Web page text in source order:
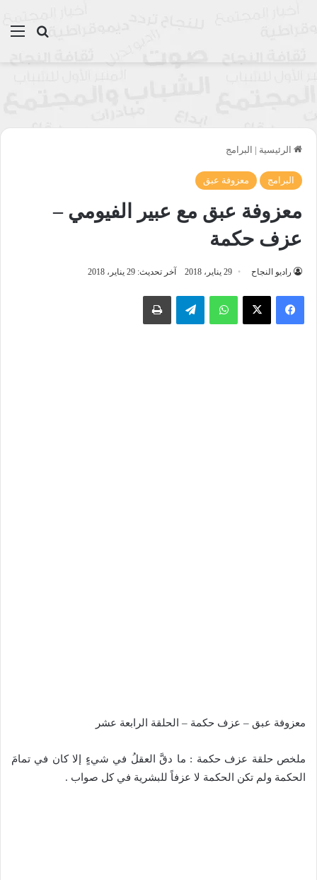
بحث
الرئيسية | البرامج
البرامج معزوفة عبق
معزوفة عبق مع عبير الفيومي –
عزف حكمة
راديو النجاح 29 يناير، 2018 آخر تحديث: 29 يناير، 2018
واتساب تيلقرام طباعة
معزوفة عبق – عزف حكمة – الحلقة الرابعة عشر
ملخص حلقة عزف حكمة : ما دقَّ العقلُ في شيءٍ إلا كان في تمامَ
الحكمة ولم تكن الحكمة لا عزفاً للبشرية في كل صواب .